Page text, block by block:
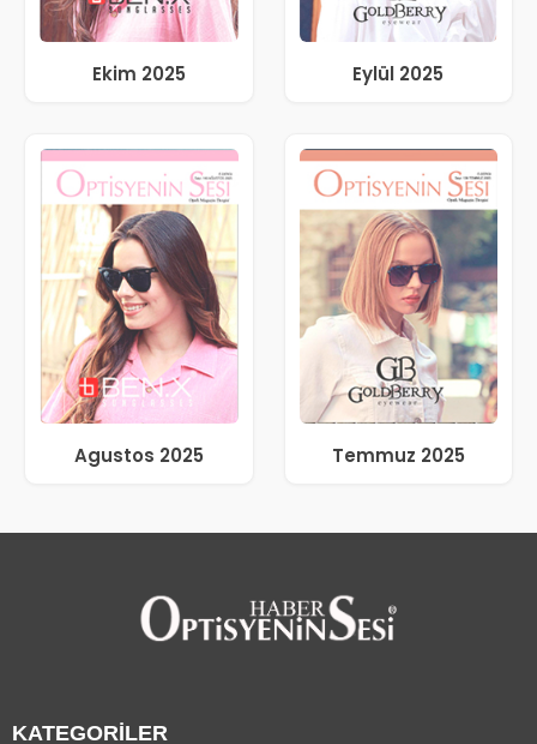
Ekim 2025 Eylül 2025
Agustos 2025 Temmuz 2025
KATEGORİLER